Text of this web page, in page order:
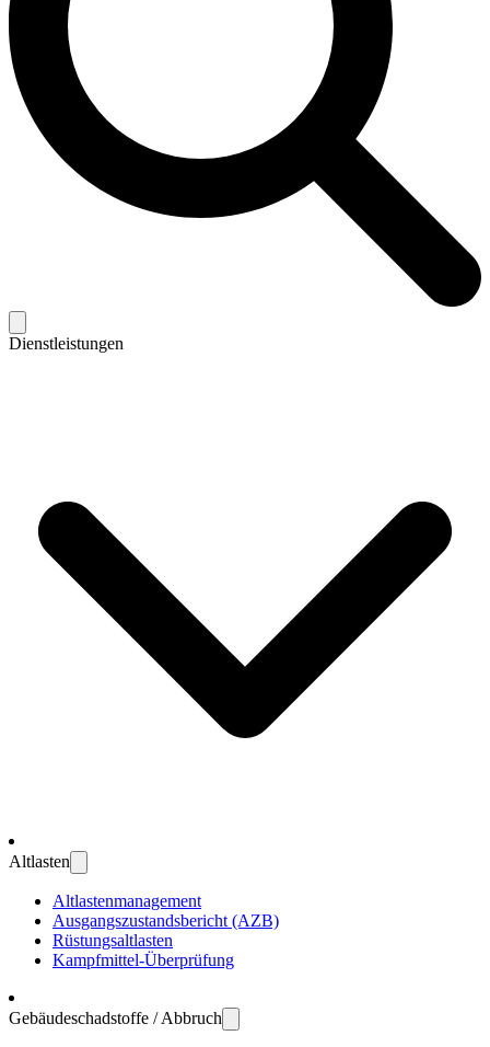
Dienstleistungen
Altlasten
Altlasten­manage­ment
Ausgangs­zustands­bericht (AZB)
Rüstungs­altlasten
Kampf­mittel-Über­prüfung
Gebäude­schadstoffe / Abbruch